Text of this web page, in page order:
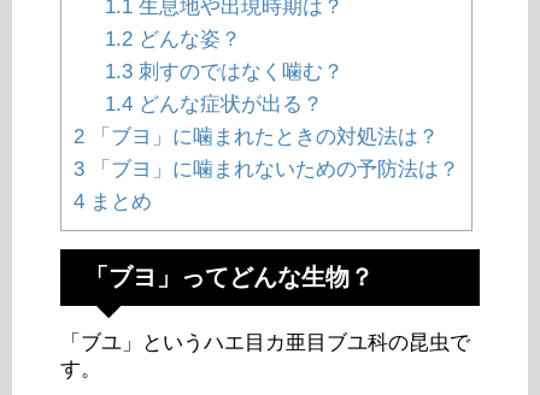
1.1生息地や出現時期は？
1.2どんな姿？
1.3刺すのではなく噛む？
1.4どんな症状が出る？
2 「ブヨ」に噛まれたときの対処法は？
3 「ブヨ」に噛まれないための予防法は？
4 まとめ
「ブヨ」ってどんな生物？
「ブユ」というハエ目カ亜目ブユ科の昆虫で
す。